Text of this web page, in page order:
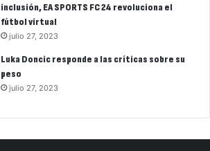
inclusión, EA SPORTS FC 24 revoluciona el
fútbol virtual
julio 27, 2023
Luka Doncic responde a las críticas sobre su
peso
julio 27, 2023